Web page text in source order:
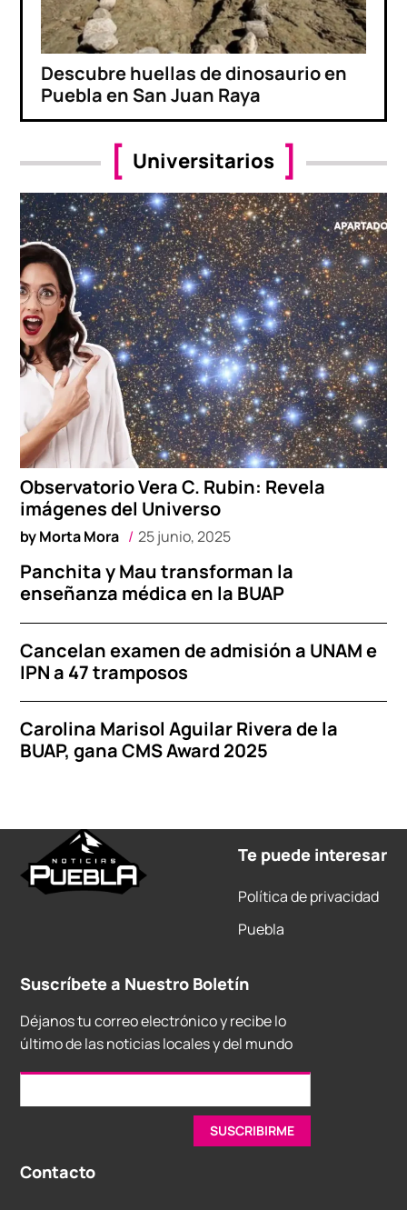
Descubre huellas de dinosaurio en
Puebla en San Juan Raya
Universitarios
Observatorio Vera C. Rubin: Revela
imágenes del Universo
byMorta Mora 25 junio, 2025
Panchita y Mau transforman la
enseñanza médica en la BUAP
Cancelan examen de admisión a UNAM e
IPN a 47 tramposos
Carolina Marisol Aguilar Rivera de la
BUAP, gana CMS Award 2025
Te puede interesar
Política de privacidad
Puebla
Suscríbete a Nuestro Boletín
Déjanos tu correo electrónico y recibe lo
último de las noticias locales y del mundo
Contacto